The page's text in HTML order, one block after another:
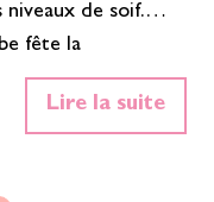
niveaux de soif.
fête la
son vignoble à
d'événements
Lire la suite